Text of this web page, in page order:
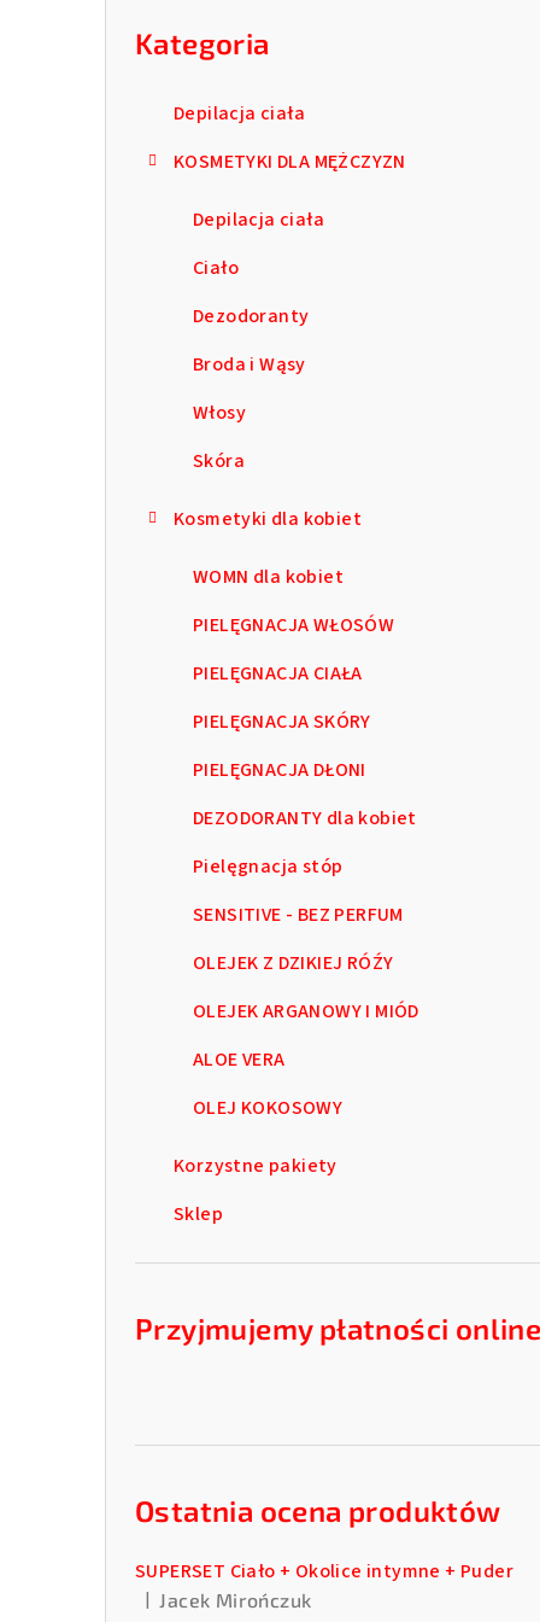
Kategoria
Depilacja ciała
KOSMETYKI DLA MĘŻCZYZN
Depilacja ciała
Ciało
Dezodoranty
Broda i Wąsy
Włosy
Skóra
Kosmetyki dla kobiet
WOMN dla kobiet
PIELĘGNACJA WŁOSÓW
PIELĘGNACJA CIAŁA
PIELĘGNACJA SKÓRY
PIELĘGNACJA DŁONI
DEZODORANTY dla kobiet
Pielęgnacja stóp
SENSITIVE - BEZ PERFUM
OLEJEK Z DZIKIEJ RÓŹY
OLEJEK ARGANOWY I MIÓD
ALOE VERA
OLEJ KOKOSOWY
Korzystne pakiety
Sklep
Przyjmujemy płatności online
Ostatnia ocena produktów
SUPERSET Ciało + Okolice intymne + Puder
Ocena produktu to 5 na 5 gwiazdek.
Jacek Mirończuk